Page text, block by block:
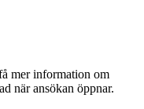
mer information om
när ansökan öppnar.